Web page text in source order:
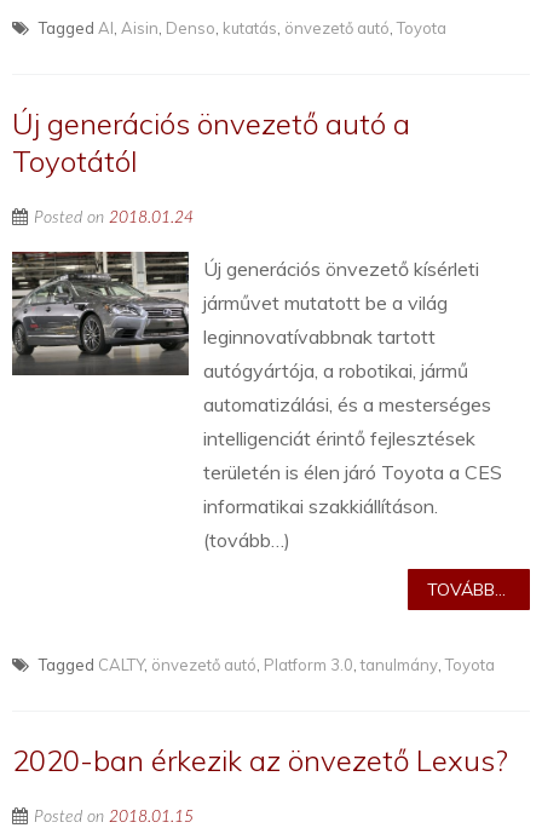
Tagged AI Aisin Denso kutatás önvezető autó ,Toyota
Új generációs önvezető autó a
Toyotától
Posted on 2018.01.24
Új generációs önvezető kísérleti
járművet mutatott be a világ
leginnovatívabbnak tartott
autógyártója, a robotikai, jármű
automatizálási, és a mesterséges
intelligenciát érintő fejlesztések
területén is élen járó Toyota a CES
informatikai szakkiállításon.
(tovább…)
TOVÁBB...
Tagged CALTY, önvezető autó Platform 3.0 ,tanulmány ,Toyota
2020-ban érkezik az önvezető Lexus?
Posted on 2018.01.15